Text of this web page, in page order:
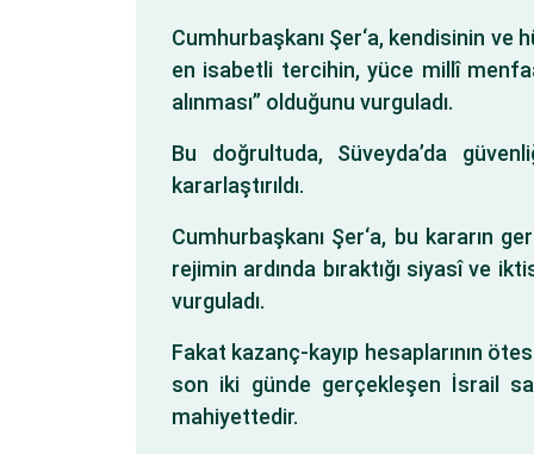
Cumhurbaşkanı Şer‘a, kendisinin
en isabetli tercihin, yüce millî
alınması” olduğunu vurguladı.
Bu doğrultuda, Süveyda’da
kararlaştırıldı.
Cumhurbaşkanı Şer‘a, bu kararın
rejimin ardında bıraktığı siyasî ve
vurguladı.
Fakat kazanç-kayıp hesaplarının
son iki günde gerçekleşen İsrail
mahiyettedir.